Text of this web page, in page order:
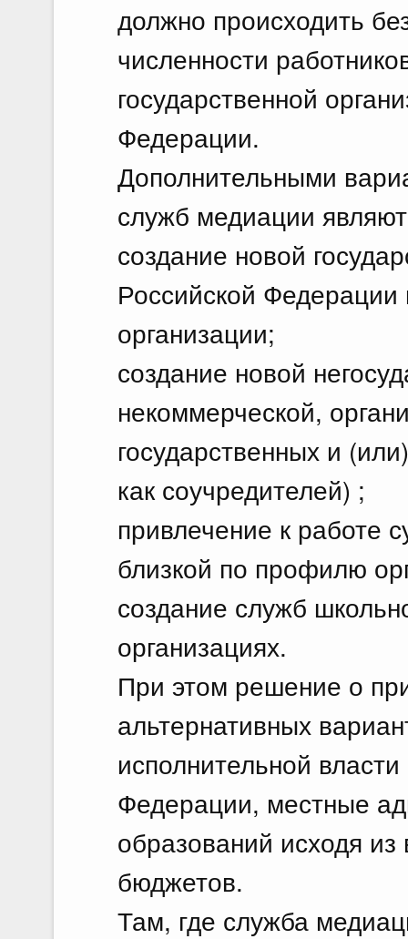
должно происходить
численности
государственной
Федерации.
Дополнительными
служб медиации
создание новой
Российской
организации;
создание новой
некоммерческой,
государственных и
как соучредителей) ;
привлечение к работе
близкой по профилю
создание служб
организациях.
При этом решение о
альтернативных
исполнительной
Федерации, местные
образований исходя
бюджетов.
Там, где служба